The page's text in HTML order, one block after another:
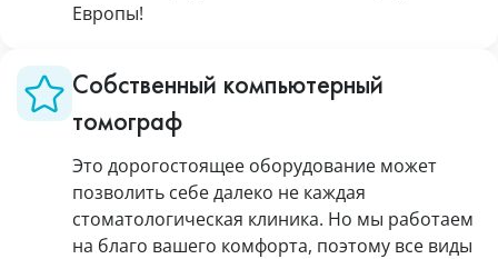
Европы!
Собственный компьютерный
томограф
Это дорогостоящее оборудование может
позволить себе далеко не каждая
стоматологическая клиника. Но мы работаем
на благо вашего комфорта, поэтому все виды